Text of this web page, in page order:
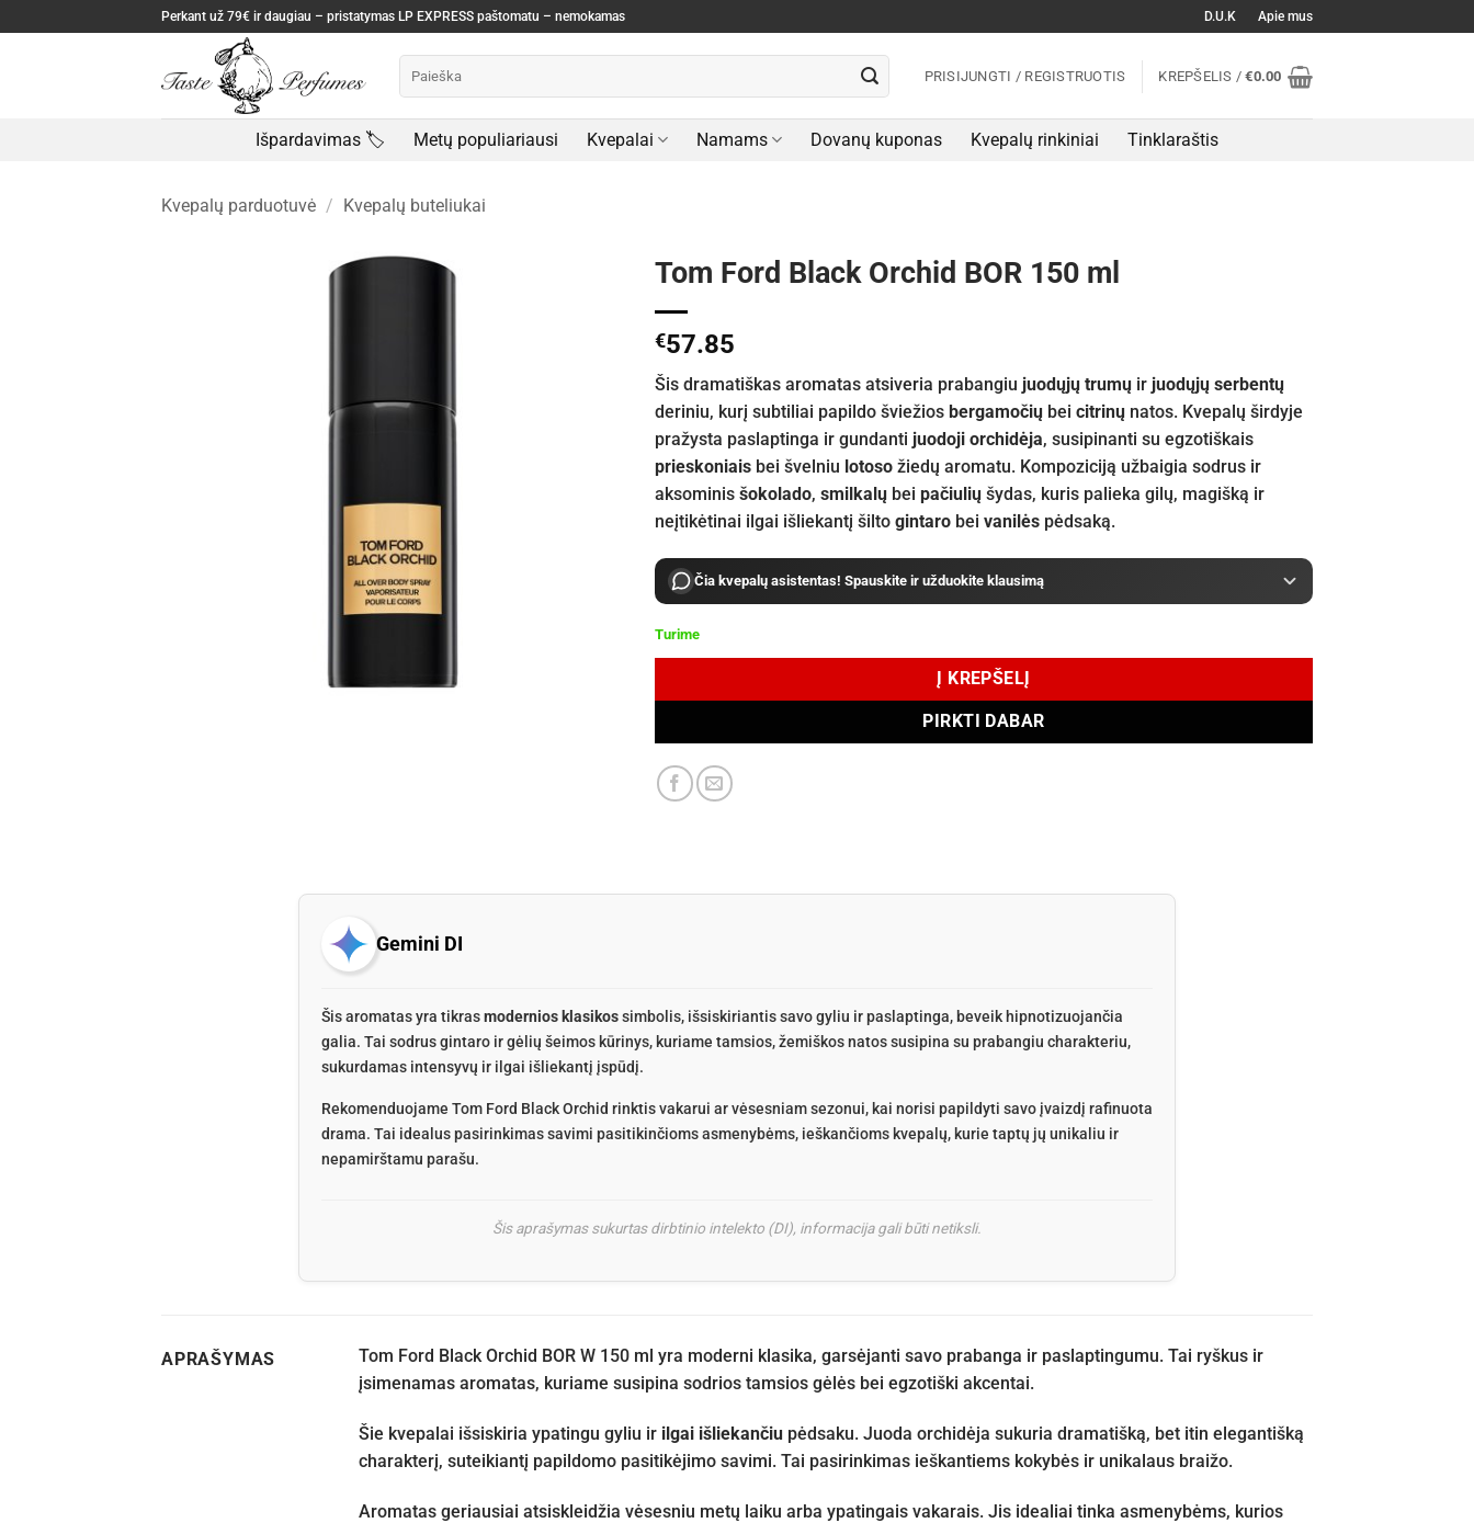
to
Perkant už 79€ ir daugiau – pristatymas LP EXPRESS paštomatu – nemokamas D.U.K Apie mus
PRISIJUNGTI / REGISTRUOTIS KREPŠELIS /€0.00
Išpardavimas 🏷️ Metų populiariausi Kvepalai Namams Dovanų kuponas Kvepalų rinkiniai Tinklaraštis
Kvepalų parduotuvė / Kvepalų buteliukai
Tom Ford Black Orchid BOR 150 ml
€57.85
Šis dramatiškas aromatas atsiveria prabangiu juodųjų trumų ir juodųjų serbentų
deriniu, kurį subtiliai papildo šviežios bergamočių bei citrinų natos. Kvepalų širdyje
pražysta paslaptinga ir gundanti juodoji orchidėja, susipinanti su egzotiškais
prieskoniais bei švelniu lotoso žiedų aromatu. Kompoziciją užbaigia sodrus ir
aksominis šokolado, smilkalų bei pačiulių šydas, kuris palieka gilų, magišką ir
neįtikėtinai ilgai išliekantį šilto gintaro bei vanilės pėdsaką.
Čia kvepalų asistentas! Spauskite ir užduokite klausimą
Turime
Į KREPŠELĮ
PIRKTI DABAR
Gemini DI
Šis aromatas yra tikrasmodernios klasikossimbolis, išsiskiriantis savo gyliu ir paslaptinga, beveik hipnotizuojančia
galia. Tai sodrus gintaro ir gėlių šeimos kūrinys, kuriame tamsios, žemiškos natos susipina su prabangiu charakteriu,
sukurdamas intensyvų ir ilgai išliekantį įspūdį.
Rekomenduojame Tom Ford Black Orchid rinktis vakarui ar vėsesniam sezonui, kai norisi papildyti savo įvaizdį rafinuota
drama. Tai idealus pasirinkimas savimi pasitikinčioms asmenybėms, ieškančioms kvepalų, kurie taptų jų unikaliu ir
nepamirštamu parašu.
Šis aprašymas sukurtas dirbtinio intelekto (DI), informacija gali būti netiksli.
APRAŠYMAS
Tom Ford Black Orchid BOR W 150 ml yra moderni klasika, garsėjanti savo prabanga ir paslaptingumu. Tai ryškus ir
įsimenamas aromatas, kuriame susipina sodrios tamsios gėlės bei egzotiški akcentai.
Šie kvepalai išsiskiria ypatingu gyliu ir ilgai išliekančiu pėdsaku. Juoda orchidėja sukuria dramatišką, bet itin elegantišką
charakterį, suteikiantį papildomo pasitikėjimo savimi. Tai pasirinkimas ieškantiems kokybės ir unikalaus braižo.
Aromatas geriausiai atsiskleidžia vėsesniu metų laiku arba ypatingais vakarais. Jis idealiai tinka asmenybėms, kurios